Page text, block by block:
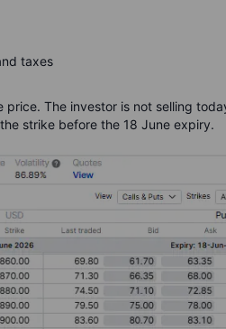
taxes
price. The investor is not selling
strike before the 18 June expiry.